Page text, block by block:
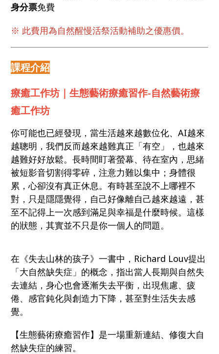
身分票免費
※ 此費用為自然醒慢活祭活動補助之優惠價。
課程介紹
療癒工作坊｜生態藝術療癒習作-自然藝術療
癒工作坊
你可能也已經發現，當生活越來越數位化、AI越來
越聰明，我們反而越來越難真正「有空」，也越來
越難好好放鬆。長時間盯著螢幕、待在室內，思緒
被短影音切割得零碎，注意力難以集中；身體很
累，心卻沒有真正休息。有時甚至說不上哪裡不
對，只是隱隱覺得，自己好像離自己越來越遠，甚
至不記得上一次感到滿足與幸福是什麼時候。這樣
的狀態，其實並不只是你一個人的問題。
在《失去山林的孩子》一書中，Richard Louv提出
「大自然缺失症」的概念，指出當人長期與自然失
去連結，身心也會逐漸失去平衡，出現焦慮、疲
倦、感官鈍化與創造力下降，甚至對生活失去感
覺。
【生態藝術療癒習作】是一場重新連結、修復大自
然缺失症的練習。